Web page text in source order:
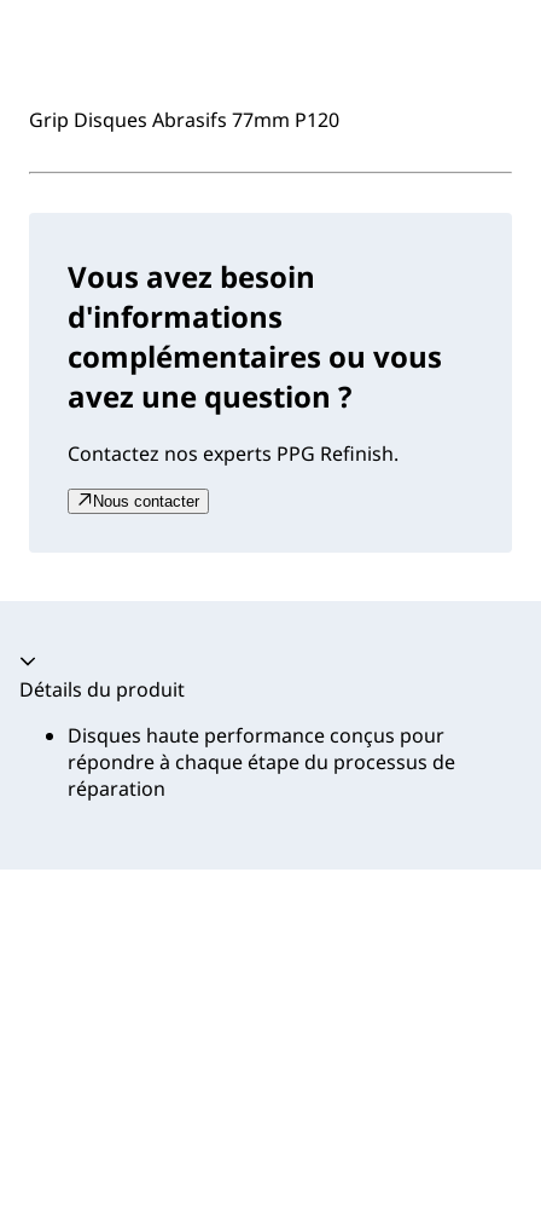
Grip Disques Abrasifs 77mm P120
Vous avez besoin
d'informations
complémentaires ou vous
avez une question ?
Contactez nos experts PPG Refinish.
Nous contacter
Accordéon fermé
Détails du produit
Disques haute performance conçus pour
répondre à chaque étape du processus de
réparation